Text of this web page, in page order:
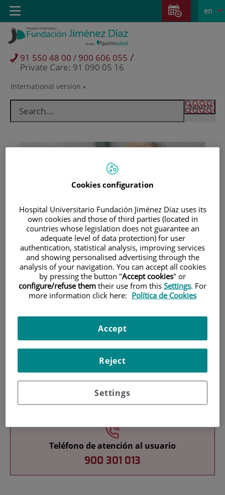
Jump to content
Jump
content
Language
selector
Active
en
International version
91 550 48 00 / 900 606 055 /
Private Care: 91 090 05 16
Toggle
navigation
Patients and visitors
Teléfono de atención al usuario
900 301 013
Cookies configuration
Hospital Universitario Fundación Jiménez Díaz uses its
own cookies and those of third parties (located in
countries whose legislation does not guarantee an
adequate level of data protection) for user
authentication, statistical analysis, improving services
and showing personalised advertising through the
analysis of your navigation. You can accept all cookies
by pressing the button "Accept cookies" or
configure/refuse them their use from this Settings. For
more information click here: Política de Cookies
Settings
Reject
Accept